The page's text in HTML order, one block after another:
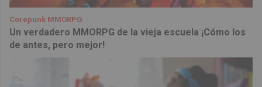
Corepunk MMORPG
Un verdadero MMORPG de la vieja escuela ¡Cómo los
de antes, pero mejor!